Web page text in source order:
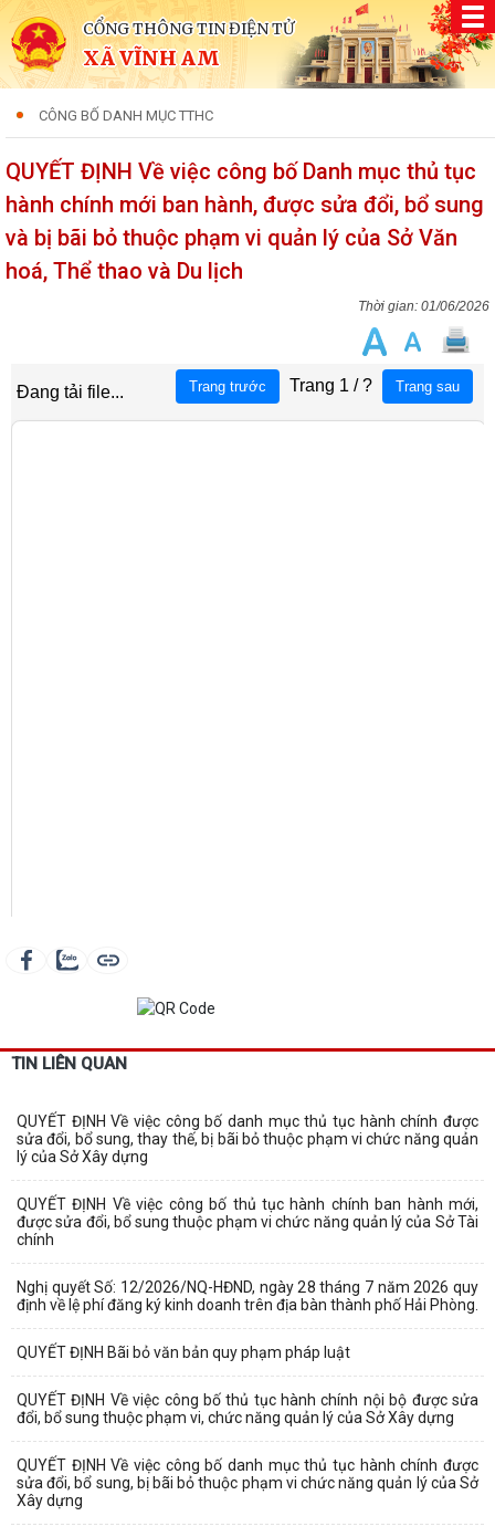
CỔNG THÔNG TIN ĐIỆN TỬ
XÃ VĨNH AM
CÔNG BỐ DANH MỤC TTHC
QUYẾT ĐỊNH Về việc công bố Danh mục thủ tục
hành chính mới ban hành, được sửa đổi, bổ sung
và bị bãi bỏ thuộc phạm vi quản lý của Sở Văn
hoá, Thể thao và Du lịch
01/06/2026
TIN LIÊN QUAN
QUYẾT ĐỊNH Về việc công bố danh mục thủ tục hành chính được
sửa đổi, bổ sung, thay thế, bị bãi bỏ thuộc phạm vi chức năng quản
lý của Sở Xây dựng
QUYẾT ĐỊNH Về việc công bố thủ tục hành chính ban hành mới,
được sửa đổi, bổ sung thuộc phạm vi chức năng quản lý của Sở Tài
chính
Nghị quyết Số: 12/2026/NQ-HĐND, ngày 28 tháng 7 năm 2026 quy
định về lệ phí đăng ký kinh doanh trên địa bàn thành phố Hải Phòng.
QUYẾT ĐỊNH Bãi bỏ văn bản quy phạm pháp luật
QUYẾT ĐỊNH Về việc công bố thủ tục hành chính nội bộ được sửa
đổi, bổ sung thuộc phạm vi, chức năng quản lý của Sở Xây dựng
QUYẾT ĐỊNH Về việc công bố danh mục thủ tục hành chính được
sửa đổi, bổ sung, bị bãi bỏ thuộc phạm vi chức năng quản lý của Sở
Xây dựng